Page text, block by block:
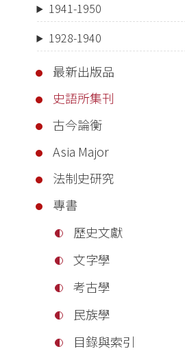
1941-1950
1928-1940
最新出版品
史語所集刊
古今論衡
Asia Major
法制史研究
專書
歷史文獻
文字學
考古學
民族學
目錄與索引